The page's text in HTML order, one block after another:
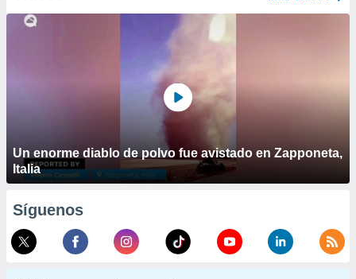
Un enorme diablo de polvo fue avistado en Zapponeta,
Italia
Síguenos